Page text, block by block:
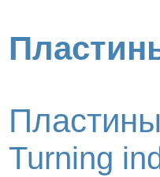
Turning